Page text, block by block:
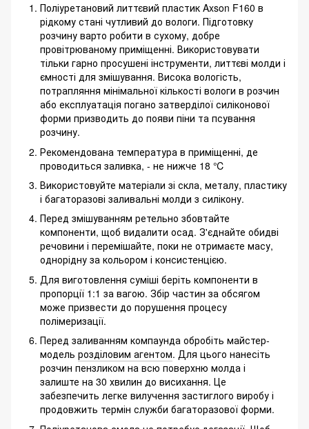
Поліуретановий литтєвий пластик Axson F160 в
рідкому стані чутливий до вологи. Підготовку
розчину варто робити в сухому, добре
провітрюваному приміщенні. Використовувати
тільки гарно просушені інструменти, литтєві молди і
ємності для змішування. Висока вологість,
потрапляння мінімальної кількості вологи в розчин
або експлуатація погано затверділої силіконової
форми призводить до появи піни та псування
розчину.
Рекомендована температура в приміщенні, де
проводиться заливка, - не нижче 18 ℃
Використовуйте матеріали зі скла, металу, пластику
і багаторазові заливальні молди з силікону.
Перед змішуванням ретельно збовтайте
компоненти, щоб видалити осад. З'єднайте обидві
речовини і перемішайте, поки не отримаєте масу,
однорідну за кольором і консистенцією.
Для виготовлення суміші беріть компоненти в
пропорції 1:1 за вагою. Збір частин за обсягом
може призвести до порушення процесу
полімеризації.
Перед заливанням компаунда обробіть майстер-
модель розділовим агентом. Для цього нанесіть
розчин пензликом на всю поверхню молда і
залиште на 30 хвилин до висихання. Це
забезпечить легке вилучення застиглого виробу і
продовжить термін служби багаторазової форми.